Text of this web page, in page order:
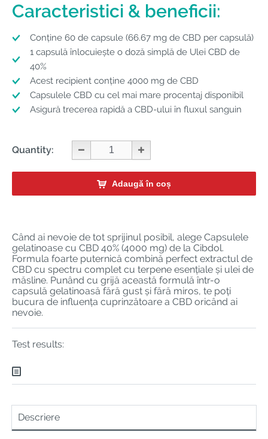
Caracteristici & beneficii:
Conține 60 de capsule (66.67 mg de CBD per capsulă)
1 capsulă înlocuiește o doză simplă de Ulei CBD de
40%
Acest recipient conține 4000 mg de CBD
Capsulele CBD cu cel mai mare procentaj disponibil
Asigură trecerea rapidă a CBD-ului în fluxul sanguin
Quantity:
Adaugă în coș
Când ai nevoie de tot sprijinul posibil, alege Capsulele
gelatinoase cu CBD 40% (4000 mg) de la Cibdol.
Formula foarte puternică combină perfect extractul de
CBD cu spectru complet cu terpene esențiale și ulei de
măsline. Punând cu grijă această formulă într-o
capsulă gelatinoasă fără gust și fără miros, te poți
bucura de influența cuprinzătoare a CBD oricând ai
nevoie.
Test results:
Descriere